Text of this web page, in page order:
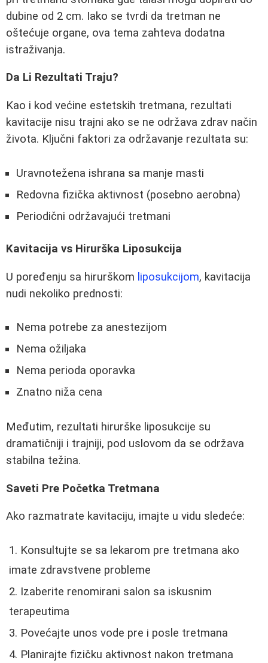
dubine od 2 cm. Iako se tvrdi da tretman ne
oštećuje organe, ova tema zahteva dodatna
istraživanja.
Da Li Rezultati Traju?
Kao i kod većine estetskih tretmana, rezultati
kavitacije nisu trajni ako se ne održava zdrav način
života. Ključni faktori za održavanje rezultata su:
Uravnotežena ishrana sa manje masti
Redovna fizička aktivnost (posebno aerobna)
Periodični održavajući tretmani
Kavitacija vs Hirurška Liposukcija
U poređenju sa hirurškom liposukcijom, kavitacija
nudi nekoliko prednosti:
Nema potrebe za anestezijom
Nema ožiljaka
Nema perioda oporavka
Znatno niža cena
Međutim, rezultati hirurške liposukcije su
dramatičniji i trajniji, pod uslovom da se održava
stabilna težina.
Saveti Pre Početka Tretmana
Ako razmatrate kavitaciju, imajte u vidu sledeće:
Konsultujte se sa lekarom pre tretmana ako
imate zdravstvene probleme
Izaberite renomirani salon sa iskusnim
terapeutima
Povećajte unos vode pre i posle tretmana
Planirajte fizičku aktivnost nakon tretmana